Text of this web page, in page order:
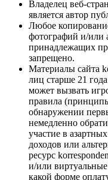
Владелец веб-
является автор
Любое
фотографий и/или
принадлежащих
запрещено.
Материалы сайта
лиц старше 21
может вызвать
правила
обнаружении
немедленно
участие в
доходов или
ресурс
и/или
какой форме